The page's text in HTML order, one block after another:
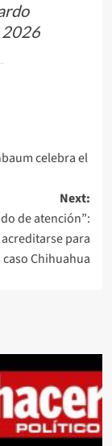
2026
celebra el
Next:
de atención”:
para
Chihuahua